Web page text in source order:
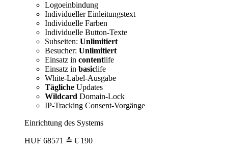
Logoeinbindung
Individueller Einleitungstext
Individuelle Farben
Individuelle Button-Texte
Subseiten: Unlimitiert
Besucher: Unlimitiert
Einsatz in contentlife
Einsatz in basiclife
White-Label-Ausgabe
Tägliche Updates
Wildcard Domain-Lock
IP-Tracking Consent-Vorgänge
Einrichtung des Systems
HUF 68571 ≙ € 190